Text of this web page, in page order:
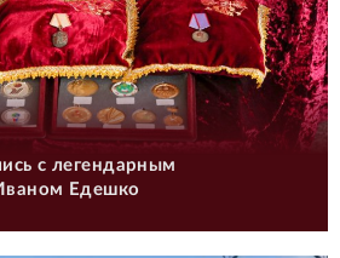
с легендарным
Едешко